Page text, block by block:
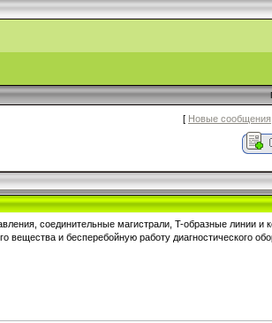
[ Новые сообщения
соединительные магистрали, T-образные линии
и бесперебойную работу диагностического